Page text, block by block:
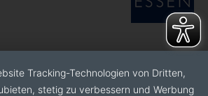
Tracking-Technologien von Dritten,
stetig zu verbessern und Werbung